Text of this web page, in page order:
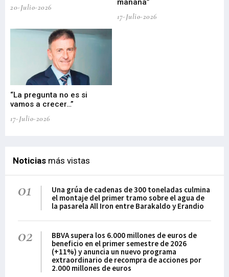
20-Julio-2026
mañana”
17-Julio-2026
“La pregunta no es si
vamos a crecer…”
17-Julio-2026
Noticias más vistas
01
Una grúa de cadenas de 300 toneladas culmina
el montaje del primer tramo sobre el agua de
la pasarela All Iron entre Barakaldo y Erandio
02
BBVA supera los 6.000 millones de euros de
beneficio en el primer semestre de 2026
(+11%) y anuncia un nuevo programa
extraordinario de recompra de acciones por
2.000 millones de euros